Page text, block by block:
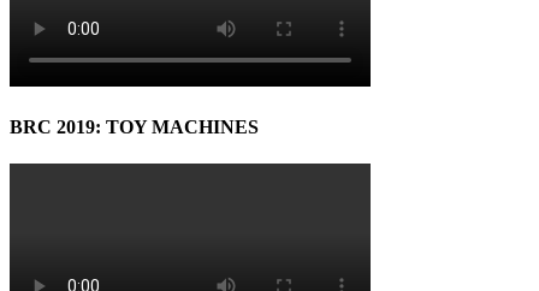
BRC 2019: TOY MACHINES